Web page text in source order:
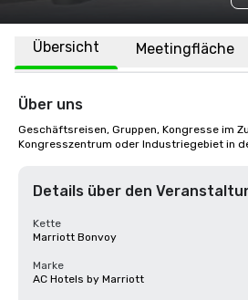
Übersicht Meetingfläche
Über uns
Geschäftsreisen, Gruppen, Kongresse im
Kongresszentrum oder Industriegebiet in
Details über den
Kette
Marriott Bonvoy
Marke
AC Hotels by Marriott